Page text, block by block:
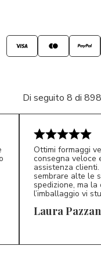
Di seguito 8 di
LP
Ottimi formaggi
consegna veloce
assistenza clienti.
sembrare alte le
spedizione, ma la
l’imballaggio vi
Laura